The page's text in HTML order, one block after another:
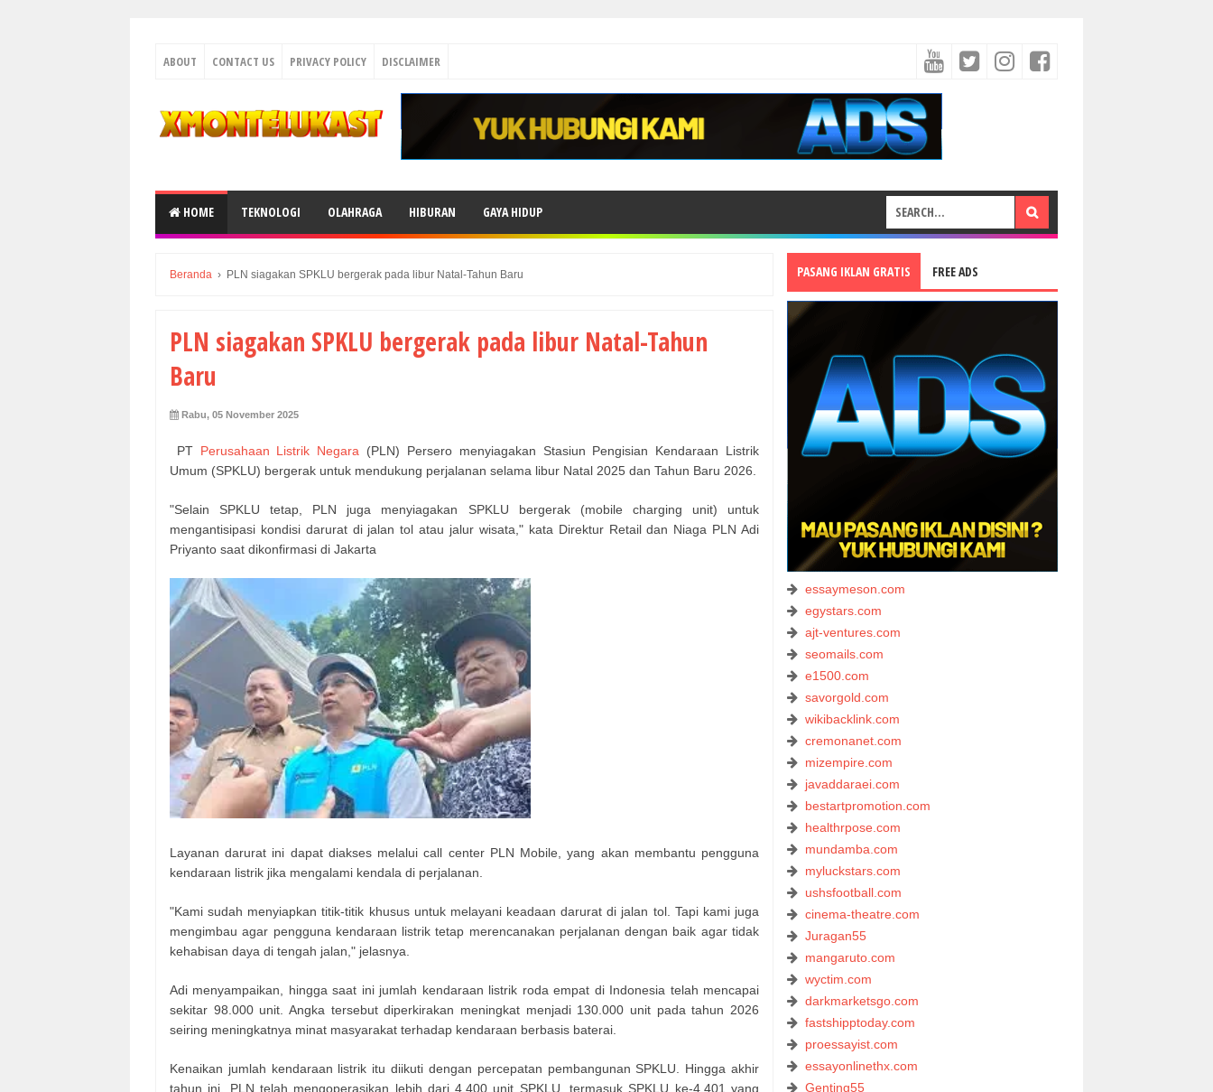
ABOUT CONTACT US PRIVACY POLICY DISCLAIMER
HOME TEKNOLOGI OLAHRAGA HIBURAN GAYA HIDUP
Beranda › PLN siagakan SPKLU bergerak pada libur Natal-Tahun Baru
PLN siagakan SPKLU bergerak pada libur Natal-Tahun
Baru
Rabu, 05 November 2025
PT Perusahaan Listrik Negara (PLN) Persero menyiagakan Stasiun Pengisian Kendaraan Listrik
Umum (SPKLU) bergerak untuk mendukung perjalanan selama libur Natal 2025 dan Tahun Baru 2026.
"Selain SPKLU tetap, PLN juga menyiagakan SPKLU bergerak (mobile charging unit) untuk
mengantisipasi kondisi darurat di jalan tol atau jalur wisata," kata Direktur Retail dan Niaga PLN Adi
Priyanto saat dikonfirmasi di Jakarta
Layanan darurat ini dapat diakses melalui call center PLN Mobile, yang akan membantu pengguna
kendaraan listrik jika mengalami kendala di perjalanan.
"Kami sudah menyiapkan titik-titik khusus untuk melayani keadaan darurat di jalan tol. Tapi kami juga
mengimbau agar pengguna kendaraan listrik tetap merencanakan perjalanan dengan baik agar tidak
kehabisan daya di tengah jalan," jelasnya.
Adi menyampaikan, hingga saat ini jumlah kendaraan listrik roda empat di Indonesia telah mencapai
sekitar 98.000 unit. Angka tersebut diperkirakan meningkat menjadi 130.000 unit pada tahun 2026
seiring meningkatnya minat masyarakat terhadap kendaraan berbasis baterai.
Kenaikan jumlah kendaraan listrik itu diikuti dengan percepatan pembangunan SPKLU. Hingga akhir
tahun ini, PLN telah mengoperasikan lebih dari 4.400 unit SPKLU, termasuk SPKLU ke-4.401 yang
PASANG IKLAN GRATIS FREE ADS
essaymeson.com
egystars.com
ajt-ventures.com
seomails.com
e1500.com
savorgold.com
wikibacklink.com
cremonanet.com
mizempire.com
javaddaraei.com
bestartpromotion.com
healthrpose.com
mundamba.com
myluckstars.com
ushsfootball.com
cinema-theatre.com
Juragan55
mangaruto.com
wyctim.com
darkmarketsgo.com
fastshipptoday.com
proessayist.com
essayonlinethx.com
Genting55